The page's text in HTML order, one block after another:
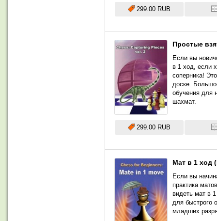
299.00 RUB
Простые
Если вы
в 1 ход, если
соперника!
доске.
обучения для
шахмат.
299.00 RUB
Мат в 1 ход
Если вы
практика
видеть мат в
для быстрого
младших